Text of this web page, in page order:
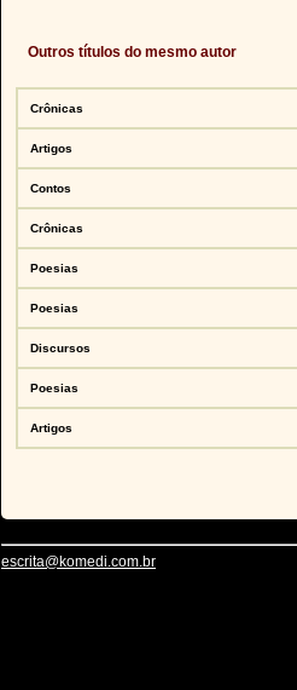
Outros títulos do mesmo autor
Crônicas
Artigos
Contos
Crônicas
Poesias
Poesias
Discursos
Poesias
Artigos
escrita@komedi.com.br